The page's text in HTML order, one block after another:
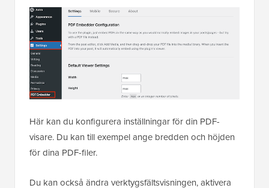
Här kan du konfigurera inställningar för din PDF-
visare. Du kan till exempel ange bredden och höjden
för dina PDF-filer.
Du kan också ändra verktygsfältsvisningen, aktivera